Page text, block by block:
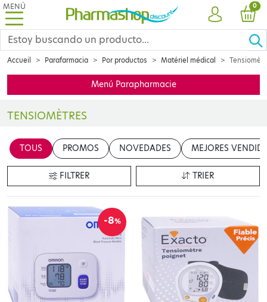
MENÚ
CUENTA
0
Accueil Parafarmacia Por productos Matériel médical
Menú Parapharmacie
TENSIOMÈTRES
TOUS
PROMOS NOVEDADES MEJORES
FILTRER TRIER
-8%